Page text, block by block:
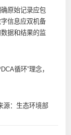
原始记录应包
信息应双机备
据和结果的监
循环”理念，
源：生态环境部